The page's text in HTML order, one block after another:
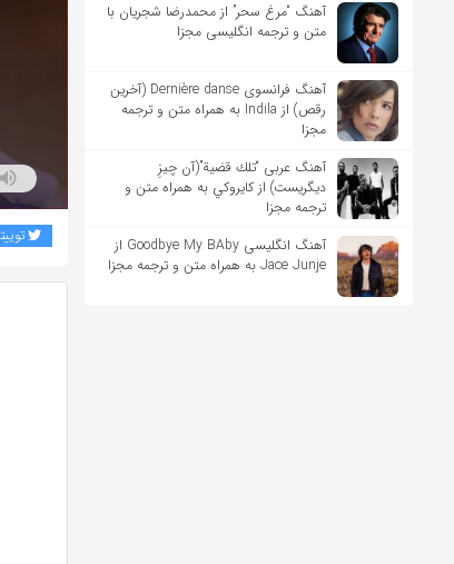
آهنگ “مرغ سحر” از محمدرضا شجریان با
متن و ترجمه انگلیسی مجزا
آهنگ فرانسوی Dernière danse (آخرین
رقص) از Indila به همراه متن و ترجمه
مجزا
آهنگ عربی “تلك قضية”(آن چیزِ
دیگریست) از كايروكي به همراه متن و
ترجمه مجزا
آهنگ انگلیسی Goodbye My BAby از
Jace Junje به همراه متن و ترجمه مجزا